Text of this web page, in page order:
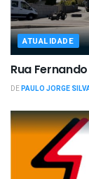
ATUALIDADE
Rua
DEPAULO JORGE